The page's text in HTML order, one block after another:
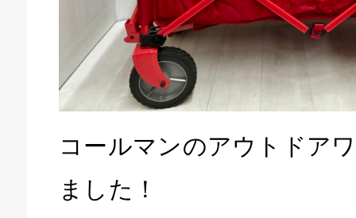
コールマンのアウトドア
ました！